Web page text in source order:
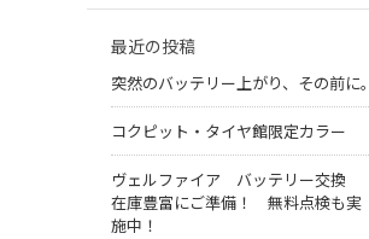
最近の投稿
突然のバッテリー上がり、その前に。
コクピット・タイヤ館限定カラー
ヴェルファイア バッテリー交換
在庫豊富にご準備！ 無料点検も実
施中！